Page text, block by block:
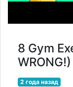
8 Gym
WRONG!)
2 года назад